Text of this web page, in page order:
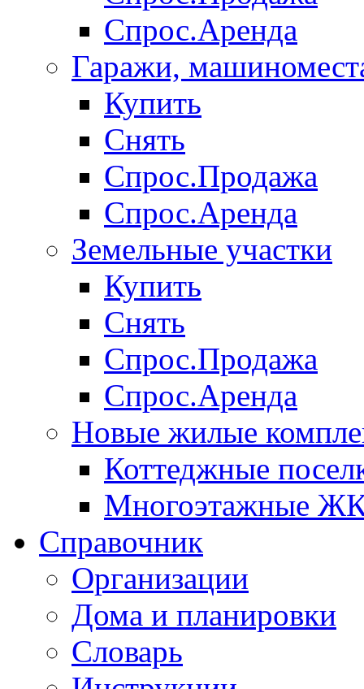
Спрос.Аренда
Гаражи,
Купить
Снять
Спрос.Продажа
Спрос.Аренда
Земельные участки
Купить
Снять
Спрос.Продажа
Спрос.Аренда
Новые жилые
Коттеджные
Многоэтажные
Справочник
Организации
Дома и планировки
Словарь